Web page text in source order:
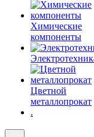
Химические
компоненты
Цветной
металлопрокат
.